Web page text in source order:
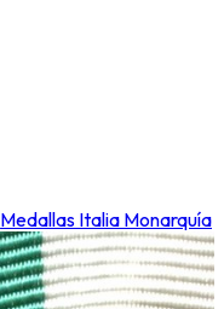
Medallas Italia Monarquía